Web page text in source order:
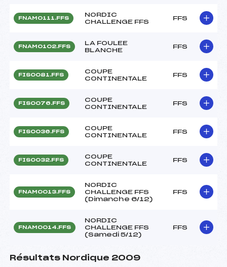
FNAM0111.FFS
NORDIC
CHALLENGE FFS
FFS
FNAM0102.FFS
LA FOULEE
BLANCHE
FFS
FIS0081.FFS
COUPE
CONTINENTALE
FFS
FIS0076.FFS
COUPE
CONTINENTALE
FFS
FIS0036.FFS
COUPE
CONTINENTALE
FFS
FIS0032.FFS
COUPE
CONTINENTALE
FFS
FNAM0013.FFS
NORDIC
CHALLENGE FFS
(Dimanche 6/12)
FFS
FNAM0014.FFS
NORDIC
CHALLENGE FFS
(Samedi 5/12)
FFS
Résultats Nordique 2009